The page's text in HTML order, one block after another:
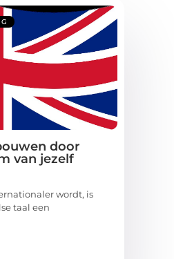
door
van jezelf
wordt, is
taal een